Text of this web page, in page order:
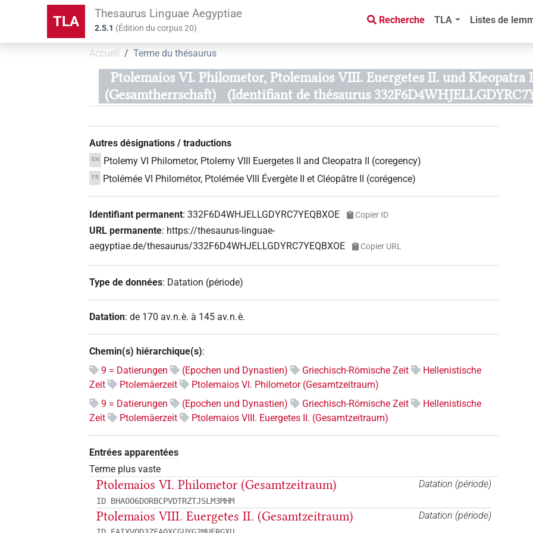
TLA Thesaurus Linguae Aegyptiae
2.5.1 (Édition du corpus20)
Recherche TLA Listes de
Accueil Terme du thésaurus
Ptolemaios VI. Philometor, Ptolemaios VIII. Euergetes II. und Kleopatra
(Gesamtherrschaft)
(Identifiant de thésaurus
Autres désignations / traductions
EN Ptolemy VI Philometor, Ptolemy VIII Euergetes II and Cleopatra II (coregency)
FR Ptolémée VI Philométor, Ptolémée VIII Évergète II et Cléopâtre II (corégence)
Identifiant permanent:332F6D4WHJELLGDYRC7YEQBXOE Copier ID
URL permanente: https://thesaurus-linguae-
aegyptiae.de/thesaurus/332F6D4WHJELLGDYRC7YEQBXOE
Copier URL
Type de données: Datation (période)
Datation:de 170 av. n. è. à 145 av. n. è.
Chemin(s) hiérarchique(s):
9 = Datierungen
(Epochen und Dynastien) Griechisch-Römische Zeit
Hellenistische
Zeit
Ptolemäerzeit
Ptolemaios VI. Philometor (Gesamtzeitraum)
9 = Datierungen
(Epochen und Dynastien) Griechisch-Römische Zeit
Hellenistische
Zeit
Ptolemäerzeit Ptolemaios VIII. Euergetes II. (Gesamtzeitraum)
Entrées apparentées
Terme plus vaste
Datation (période)
Ptolemaios VI. Philometor (Gesamtzeitraum)
ID BHAOO6DORBCPVDTRZTJSLM3MHM
Datation (période)
Ptolemaios VIII. Euergetes II. (Gesamtzeitraum)